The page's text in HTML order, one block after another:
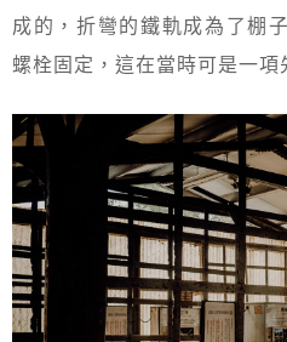
成的，折彎的鐵軌成為了棚
螺栓固定，這在當時可是一項